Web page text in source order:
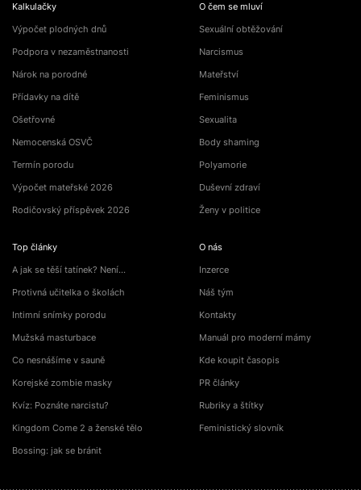
Kalkulačky
Výpočet plodných dnů
Podpora v nezaměstnanosti
Nárok na porodné
Přídavky na dítě
Ošetřovné
Nemocenská OSVČ
Termín porodu
Výpočet mateřské 2026
Rodičovský příspěvek 2026
Top články
A jak se těší tatínek? Není…
Protivná učitelka o školách
Intimní snímky porodu
Mužská masturbace
Co nesnášíme v sauně
Korejské zombie masky
Kvíz: Poznáte narcistu?
Kingdom Come 2 a ženské tělo
Bossing: jak se bránit
O čem se mluví
Sexuální obtěžování
Narcismus
Mateřství
Feminismus
Sexualita
Body shaming
Polyamorie
Duševní zdraví
Ženy v politice
O nás
Inzerce
Náš tým
Kontakty
Manuál pro moderní mámy
Kde koupit časopis
PR články
Rubriky a štítky
Feministický slovník